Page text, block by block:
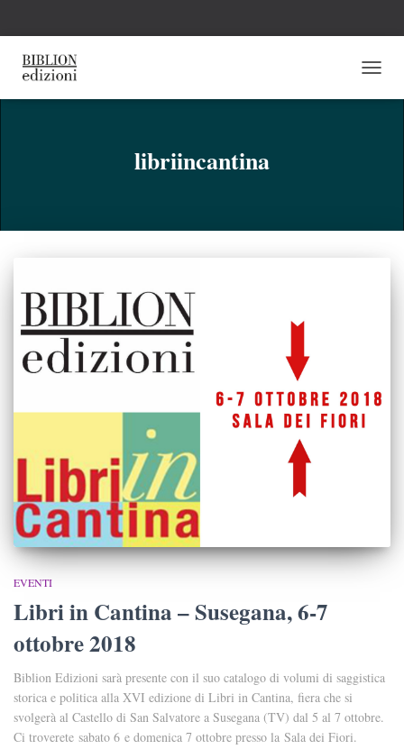
libriincantina
EVENTI
Libri in Cantina – Susegana, 6-7
ottobre 2018
Biblion Edizioni sarà presente con il suo catalogo di volumi di saggistica
storica e politica alla XVI edizione di Libri in Cantina, fiera che si
svolgerà al Castello di San Salvatore a Susegana (TV) dal 5 al 7 ottobre.
Ci troverete sabato 6 e domenica 7 ottobre presso la Sala dei Fiori.